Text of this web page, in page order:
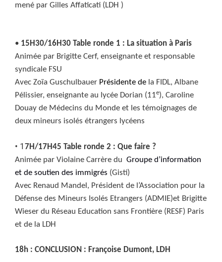
mené par Gilles Affaticati (LDH )
• 15H30/16H30 Table ronde 1 : La situation à Paris
Animée par Brigitte Cerf, enseignante et responsable
syndicale FSU
Avec Zoïa Guschulbauer Présidente de la FIDL, Albane
Pélissier, enseignante au lycée Dorian (11e), Caroline
Douay de Médecins du Monde et les témoignages de
deux mineurs isolés étrangers lycéens
• 1 7H/17H45 Table ronde 2 : Que faire ?
Animée par Violaine Carrère du Groupe d’information
et de soutien des immigrés (Gisti)
Avec Renaud Mandel, Président de l’Association pour la
Défense des Mineurs Isolés Etrangers (ADMIE)et Brigitte
Wieser du Réseau Education sans Frontière (RESF) Paris
et de la LDH
18h : CONCLUSION : Françoise Dumont, LDH